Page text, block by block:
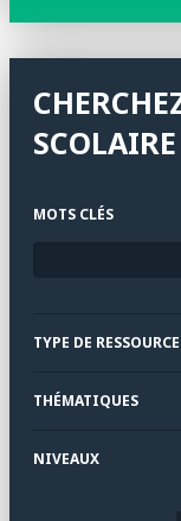
SCOLAIRE
MOTS CLÉS
TYPE DE
THÉMATIQUES
NIVEAUX